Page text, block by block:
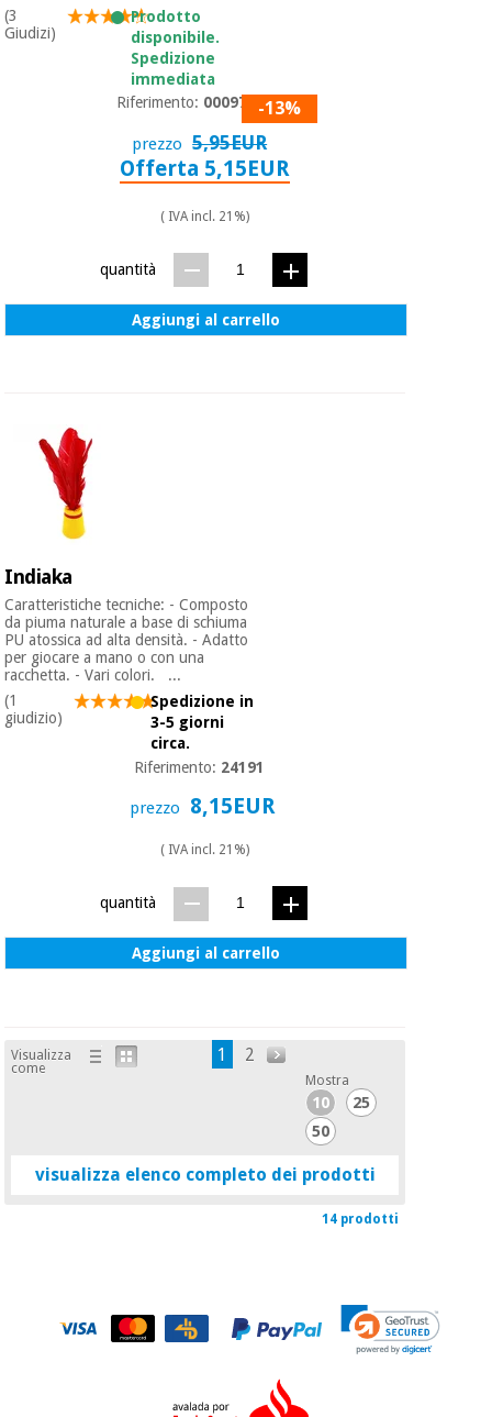
(3
Giudizi)
Prodotto
disponibile.
Spedizione
immediata
Riferimento: 0009763-13%
prezzo 5,95EUR
Offerta 5,15EUR
( IVA incl. 21%)
quantità
Aggiungi al carrello
Indiaka
Caratteristiche tecniche: - Composto
da piuma naturale a base di schiuma
PU atossica ad alta densità. - Adatto
per giocare a mano o con una
racchetta. - Vari colori. ...
(1
giudizio)
Spedizione in
3-5 giorni
circa.
Riferimento: 24191
prezzo 8,15EUR
( IVA incl. 21%)
quantità
Aggiungi al carrello
Visualizza
come
1 2
Mostra
10
25
50
visualizza elenco completo dei prodotti
14 prodotti